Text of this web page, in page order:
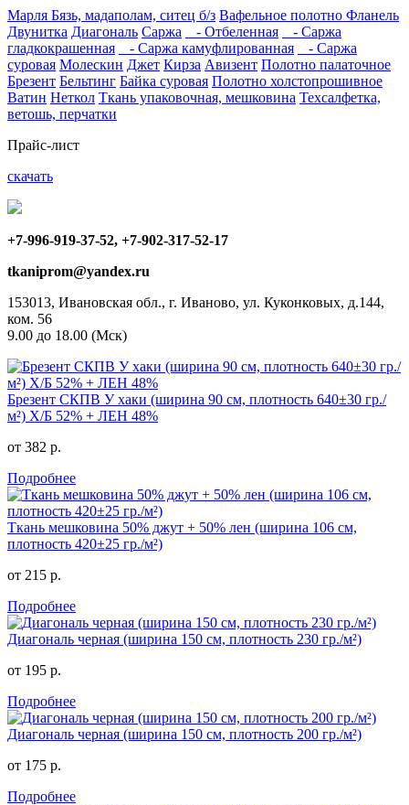
Марля Бязь, мадаполам, ситец б/з Вафельное полотно Фланель
Двунитка Диагональ Саржа - Отбеленная
- Саржа
гладкокрашенная
- Саржа камуфлированная
- Саржа
суровая Молескин Джет Кирза Авизент Полотно палаточное
Брезент Бельтинг Байка суровая Полотно холстопрошивное
Ватин Неткол Ткань упаковочная, мешковина Техсалфетка,
ветошь, перчатки
Прайс-лист
скачать
+7-996-919-37-52, +7-902-317-52-17
tkaniprom@yandex.ru
153013, Ивановская обл., г. Иваново, ул. Куконковых, д.144,
ком. 56
9.00 до 18.00 (Мск)
Брезент СКПВ У хаки (ширина 90 см, плотность 640±30 гр./
м²) Х/Б 52% + ЛЕН 48%
от 382 р.
Подробнее
Ткань мешковина 50% джут + 50% лен (ширина 106 см,
плотность 420±25 гр./м²)
от 215 р.
Подробнее
Диагональ черная (ширина 150 см, плотность 230 гр./м²)
от 195 р.
Подробнее
Диагональ черная (ширина 150 см, плотность 200 гр./м²)
от 175 р.
Подробнее